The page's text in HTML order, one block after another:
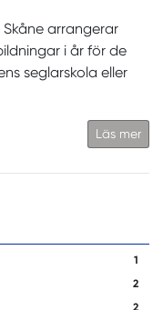
1
2
2
Skåne arrangerar
i år för de
seglarskola eller
Läs mer